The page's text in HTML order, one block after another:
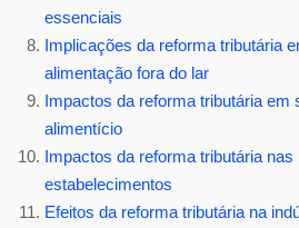
essenciais
Implicações da reforma tributária
alimentação fora do lar
Impactos da reforma tributária em
alimentício
Impactos da reforma tributária nas
estabelecimentos
Efeitos da reforma tributária na